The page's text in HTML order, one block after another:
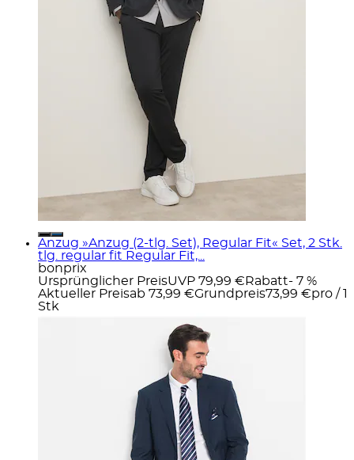
Anzug »Anzug (2-tlg. Set), Regular Fit« Set, 2 Stk.
tlg. regular fit Regular Fit,...
bonprix
Ursprünglicher PreisUVP 79,99 € Rabatt- 7 %
Aktueller Preisab 73,99 €Grundpreis73,99 €pro / 1
Stk